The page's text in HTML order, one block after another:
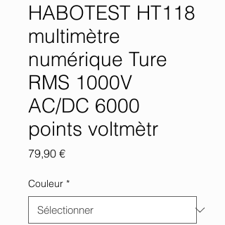
HABOTEST HT118
multimètre
numérique Ture
RMS 1000V
AC/DC 6000
points voltmètr
79,90 €Prix
Couleur *